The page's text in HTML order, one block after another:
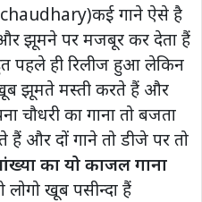
chaudhary)कई गाने ऐसे है
और झूमने पर मजबूर कर देता हैं
पहले ही रिलीज हुआ लेकिन
झूमते मस्ती करते हैं और
चौधरी का गाना तो बजता
और दों गाने तो डीजे पर तो
का यो काजल गाना
लोगो खूब पसीन्दा हैं